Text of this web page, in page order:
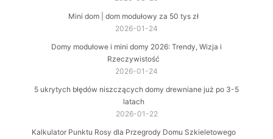
Mini dom | dom modułowy za 50 tys zł
2026-01-24
Domy modułowe i mini domy 2026: Trendy, Wizja i
Rzeczywistość
2026-01-24
5 ukrytych błędów niszczących domy drewniane już po 3-5
latach
2026-01-22
Kalkulator Punktu Rosy dla Przegrody Domu Szkieletowego